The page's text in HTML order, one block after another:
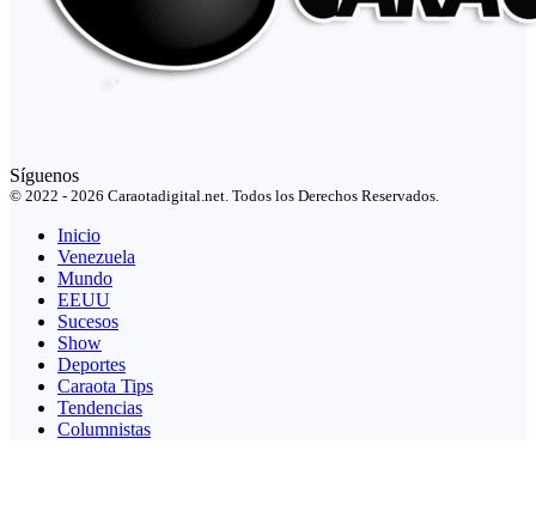
Síguenos
© 2022 - 2026 Caraotadigital.net. Todos los Derechos Reservados.
Inicio
Venezuela
Mundo
EEUU
Sucesos
Show
Deportes
Caraota Tips
Tendencias
Columnistas